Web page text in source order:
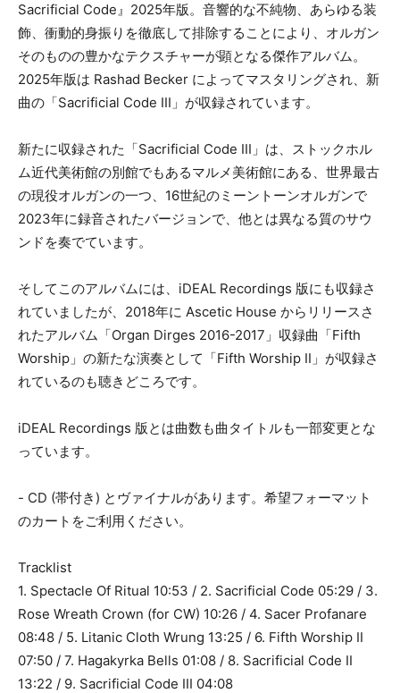
Sacrificial Code』2025年版。音響的な不純物、あらゆる装
飾、衝動的身振りを徹底して排除することにより、オルガン
そのものの豊かなテクスチャーが顕となる傑作アルバム。
2025年版は Rashad Becker によってマスタリングされ、新
曲の「Sacrificial Code III」が収録されています。
新たに収録された「Sacrificial Code III」は、ストックホル
ム近代美術館の別館でもあるマルメ美術館にある、世界最古
の現役オルガンの一つ、16世紀のミーントーンオルガンで
2023年に録音されたバージョンで、他とは異なる質のサウ
ンドを奏でています。
そしてこのアルバムには、iDEAL Recordings 版にも収録さ
れていましたが、2018年に Ascetic House からリリースさ
れたアルバム「Organ Dirges 2016-2017」収録曲「Fifth
Worship」の新たな演奏として「Fifth Worship II」が収録さ
れているのも聴きどころです。
iDEAL Recordings 版とは曲数も曲タイトルも一部変更とな
っています。
- CD (帯付き) とヴァイナルがあります。希望フォーマット
のカートをご利用ください。
Tracklist
1. Spectacle Of Ritual 10:53 / 2. Sacrificial Code 05:29 / 3.
Rose Wreath Crown (for CW) 10:26 / 4. Sacer Profanare
08:48 / 5. Litanic Cloth Wrung 13:25 / 6. Fifth Worship II
07:50 / 7. Hagakyrka Bells 01:08 / 8. Sacrificial Code II
13:22 / 9. Sacrificial Code III 04:08